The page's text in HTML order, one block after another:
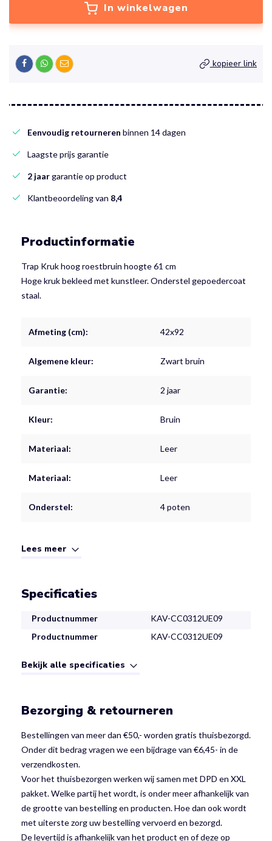
In winkelwagen
kopieer link
Eenvoudig retourneren binnen 14 dagen
Laagste prijs garantie
2 jaargarantie op product
Klantbeoordeling van 8,4
Productinformatie
Trap Kruk hoog roestbruin hoogte 61 cm
Hoge kruk bekleed met kunstleer. Onderstel gepoedercoat
staal.
Afmeting (cm): 42x92
Algemene kleur: Zwart bruin
Garantie: 2 jaar
Kleur: Bruin
Materiaal: Leer
Materiaal: Leer
Onderstel: 4 poten
Lees meer
Specificaties
Productnummer
KAV-CC0312UE09
Productnummer
KAV-CC0312UE09
Bekijk alle specificaties
Bezorging & retourneren
Bestellingen van meer dan €50,- worden gratis thuisbezorgd.
Onder dit bedrag vragen we een bijdrage van €6,45- in de
verzendkosten.
Voor het thuisbezorgen werken wij samen met DPD en XXL
pakket. Welke partij het wordt, is onder meer afhankelijk van
de grootte van bestelling en producten. Hoe dan ook wordt
met uiterste zorg uw bestelling vervoerd en bezorgd.
De levertijd is afhankelijk van het product en of deze op